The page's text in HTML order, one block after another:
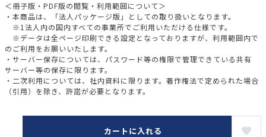
＜冊子版・PDF版の閲覧・利用範囲について＞
・本商品は、「法人パッケージ版」としての取り扱いとなります。
※1法人内の国内すべての事業所でご利用いただける仕様です。
※データは全ページ印刷できる設定となっておりますが、利用範囲内で
のご利用をお願いいたします。
・サーバー保存については、パスワード等の権限で管理できている共有
サーバー等の保存に限ります。
・二次利用については、社内資料に限ります。著作権法で定められた場合
（引用）を除き、許諾が必要となります。
カートに入れる